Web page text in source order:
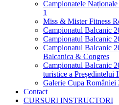
Campionatele
1
Miss & Mister Fitness
Campionatul Balcanic
Campionatul Balcanic
Campionatul Balcanic
Balcanica & Congres
Campionatul Balcanic
turistice a Președintelui
Galerie Cupa României
Contact
CURSURI INSTRUCTORI